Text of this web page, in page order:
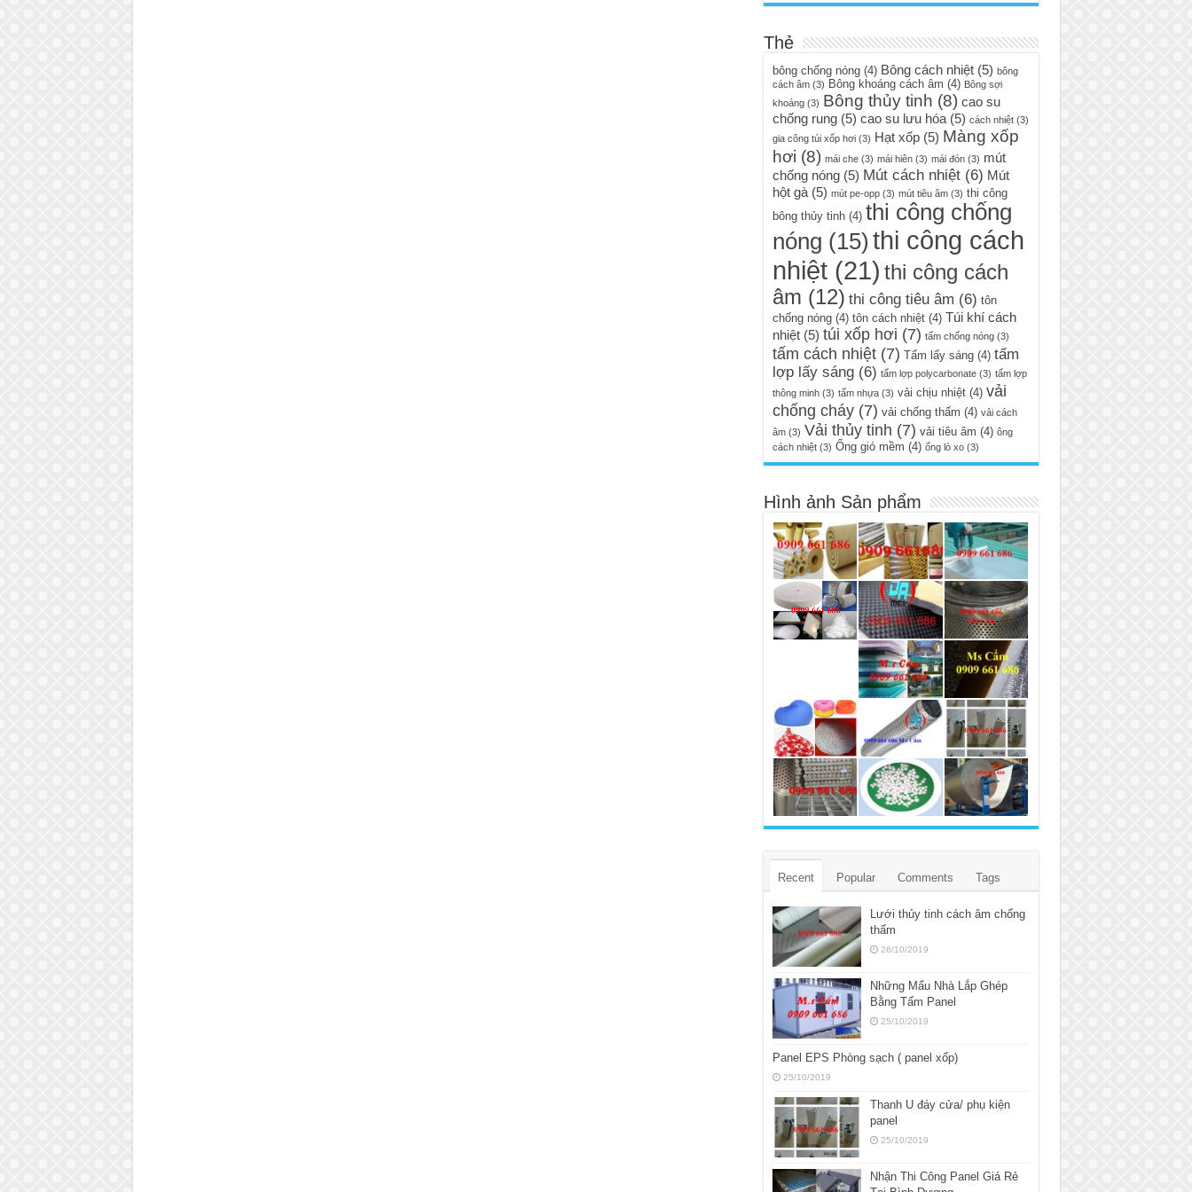
Thẻ
bông chống nóng(4) Bông cách nhiệt(5) bông
cách âm(3) Bông khoáng cách âm (4) Bông sợi
khoáng(3) Bông thủy tinh (8) cao su
chống rung(5) cao su lưu hóa(5) cách nhiệt(3)
gia công túi xốp hơi(3) Hạt xốp(5) Màng xốp
hơi (8) mái che(3) mái hiên(3) mái đón(3) mút
chống nóng(5) Mút cách nhiệt(6) Mút
hột gà(5) mút pe-opp(3) mút tiêu âm(3) thi công
bông thủy tinh(4) thi công chống
nóng (15) thi công cách
nhiệt(21) thi công cách
âm (12) thi công tiêu âm (6) tôn
chống nóng(4) tôn cách nhiệt(4) Túi khí cách
nhiệt(5) túi xốp hơi (7) tấm chống nóng(3)
tấm cách nhiệt(7) Tấm lấy sáng(4) tấm
lợp lấy sáng(6) tấm lợp polycarbonate(3) tấm lợp
thông minh(3) tấm nhựa(3) vải chịu nhiệt(4) vải
chống cháy(7) vải chống thấm (4) vải cách
âm(3) Vải thủy tinh (7) vải tiêu âm (4) ông
cách nhiệt(3) Ống gió mềm (4) ống lò xo(3)
Hình ảnh Sản phẩm
Recent Popular Comments Tags
Lưới thủy tinh cách âm chống
thấm
26/10/2019
Những Mẩu Nhà Lắp Ghép
Bằng Tấm Panel
25/10/2019
Panel EPS Phòng sạch ( panel xốp)
25/10/2019
Thanh U đáy cửa/ phụ kiện
panel
25/10/2019
Nhận Thi Công Panel Giá Rẻ